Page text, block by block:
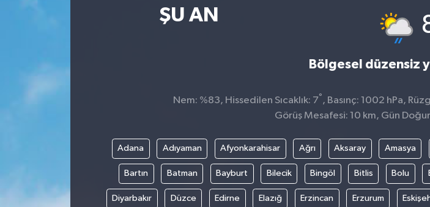
ŞU AN
Bölgesel düzensiz
Nem: %83, Hissedilen Sıcaklık: 7° , Basınç: 1002 hPa,
Görüş Mesafesi: 10 km, Gün
Adana Adıyaman Afyonkarahisar Ağrı Aksaray Amasya
Bartın Batman Bayburt Bilecik Bingöl Bitlis Bolu
Diyarbakır Düzce Edirne Elazığ Erzincan Erzurum